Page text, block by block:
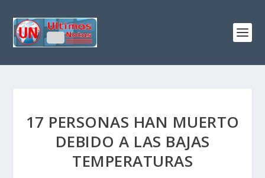
17 PERSONAS HAN MUERTO
DEBIDO A LAS BAJAS
TEMPERATURAS